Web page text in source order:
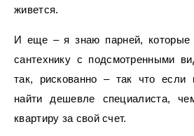
живется.
И еще – я знаю парней, которые
сантехнику с подсмотренными
так, рискованно – так что если
найти дешевле специалиста,
квартиру за свой счет.